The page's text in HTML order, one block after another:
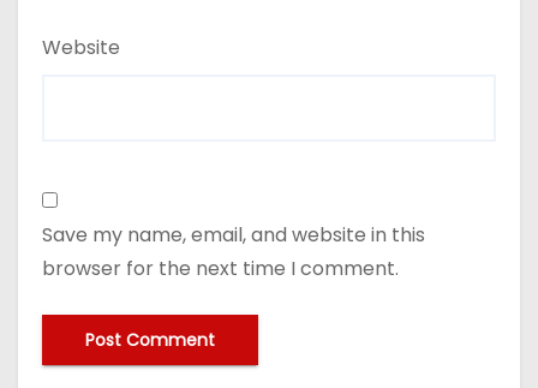
Website
Save my name, email, and website in this
browser for the next time I comment.